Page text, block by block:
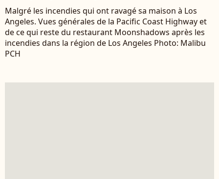
Malgré les incendies qui ont ravagé sa maison à Los
Angeles. Vues générales de la Pacific Coast Highway et
de ce qui reste du restaurant Moonshadows après les
incendies dans la région de Los Angeles Photo: Malibu
PCH